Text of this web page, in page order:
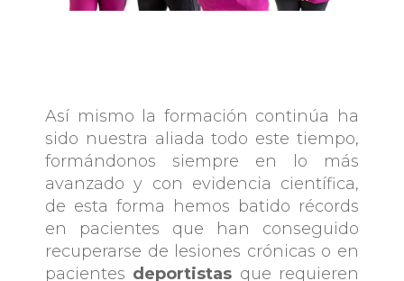
Así mismo la formación continúa ha
sido nuestra aliada todo este tiempo,
formándonos siempre en lo más
avanzado y con evidencia científica,
de esta forma hemos batido récords
en pacientes que han conseguido
recuperarse de lesiones crónicas o en
pacientes deportistas que requieren